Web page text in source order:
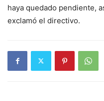
haya quedado pendiente,
exclamó el directivo.